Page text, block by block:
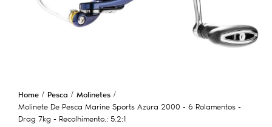
Home Pesca
Molinetes
Molinete De Pesca Marine Sports Azura 2000 - 6 Rolamentos -
Drag 7kg - Recolhimento.: 5.2:1